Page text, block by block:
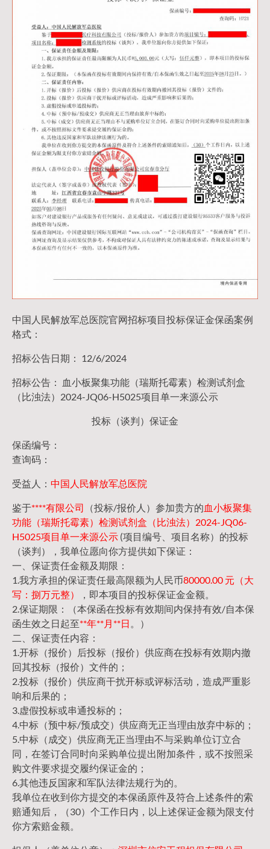
中国人民解放军总医院官网招标项目投标保证金保函案例
格式：
招标公告日期： 12/6/2024
招标公告： 血小板聚集功能（瑞斯托霉素）检测试剂盒
（比浊法）2024-JQ06-H5025项目单一来源公示
投标（谈判）保证金
保函编号：
查询码：
受益人： 中国人民解放军总医院
鉴于****有限公司 （投标/报价人）参加贵方的血小板聚集
功能（瑞斯托霉素）检测试剂盒（比浊法）2024-JQ06-
H5025项目单一来源公示 (项目编号、项目名称）的投标
（谈判），我单位愿向你方提供如下保证：
一、保证责任金额及期限：
1.我方承担的保证责任最高限额为人民币80000.00 元（大
写：捌万元整）
，即本项目的投标保证金金额。
2.保证期限：（本保函在投标有效期间内保持有效/自本保
函生效之日起至**年**月**日 。）
二、保证责任内容：
1.开标（报价）后投标（报价）供应商在投标有效期内撤
回其投标（报价）文件的；
2.投标（报价）供应商干扰开标或评标活动，造成严重影
响和后果的；
3.虚假投标或串通投标的；
4.中标（预中标/预成交）供应商无正当理由放弃中标的；
5.中标（成交）供应商无正当理由不与采购单位订立合
同，在签订合同时向采购单位提出附加条件，或不按照采
购文件要求提交履约保证金的；
6.其他违反国家和军队法律法规行为的。
我单位在收到你方提交的本保函原件及符合上述条件的索
赔通知后，（30）个工作日内，以上述保证金额为限支付
你方索赔金额。